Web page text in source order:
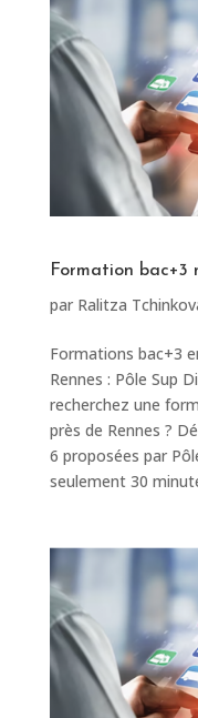
Formation bac+3
par Ralitza
Formations bac+3
Rennes : Pôle Sup
recherchez une
près de Rennes ?
6 proposées par
seulement 30